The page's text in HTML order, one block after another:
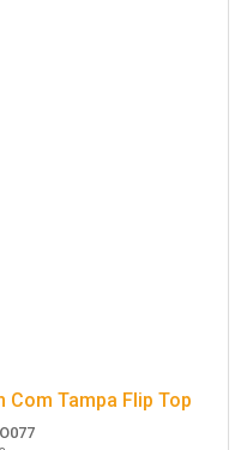
Tampa Flip Top